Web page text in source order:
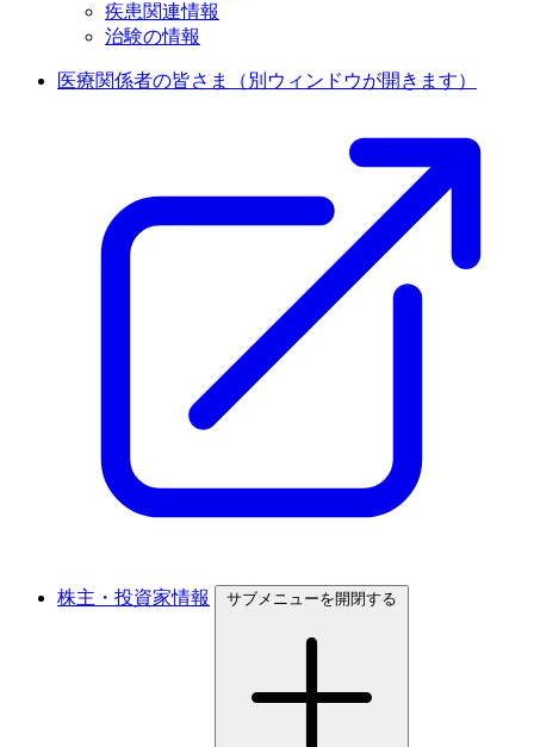
疾患関連情報
治験の情報
医療関係者の皆さま （別ウィンドウが開きます）
株主・投資家情報 サブメニューを開閉する